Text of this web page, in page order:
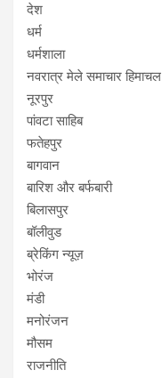
देश
धर्म
धर्मशाला
नवरात्र मेले समाचार हिमाचल
नूरपुर
पांवटा साहिब
फतेहपुर
बागवान
बारिश और बर्फबारी
बिलासपुर
बॉलीवुड
ब्रेकिंग न्यूज़
भोरंज
मंडी
मनोरंजन
मौसम
राजनीति